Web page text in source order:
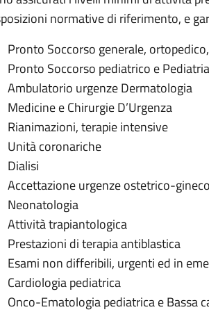
normative di riferimento, e
Pronto Soccorso generale,
Pronto Soccorso pediatrico e
Ambulatorio urgenze Dermatologia
Medicine e Chirurgie D’Urgenza
Rianimazioni, terapie intensive
Unità coronariche
Dialisi
Accettazione urgenze ostetrico-
Neonatologia
Attività trapiantologica
Prestazioni di terapia antiblastica
Esami non differibili, urgenti ed in
Cardiologia pediatrica
Onco-Ematologia pediatrica e Bassa